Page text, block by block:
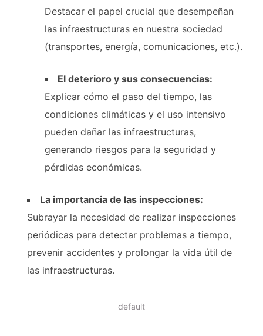
Destacar el papel crucial que desempeñan
las infraestructuras en nuestra sociedad
(transportes, energía, comunicaciones, etc.).
El deterioro y sus consecuencias:
Explicar cómo el paso del tiempo, las
condiciones climáticas y el uso intensivo
pueden dañar las infraestructuras,
generando riesgos para la seguridad y
pérdidas económicas.
La importancia de las inspecciones:
Subrayar la necesidad de realizar inspecciones
periódicas para detectar problemas a tiempo,
prevenir accidentes y prolongar la vida útil de
las infraestructuras.
default